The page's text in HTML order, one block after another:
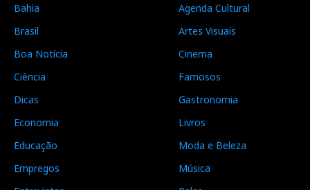
Bahia
Brasil
Boa Notícia
Ciência
Dicas
Economia
Educação
Empregos
Agenda Cultural
Artes Visuais
Cinema
Famosos
Gastronomia
Livros
Moda e Beleza
Música